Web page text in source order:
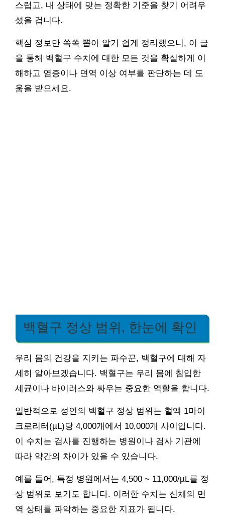
스럽고, 내 상태에 맞는 정확한 기준을 찾기 어려우
셨을 겁니다.
핵심 정보만 쏙쏙 뽑아 알기 쉽게 정리했으니, 이 글
을 통해 백혈구 수치에 대한 모든 것을 확실하게 이
해하고 염증이나 면역 이상 여부를 판단하는 데 도
움을 받으세요.
백혈구 정상 범위, 한눈에 확인
우리 몸의 건강을 지키는 파수꾼, 백혈구에 대해 자
세히 알아보겠습니다. 백혈구는 우리 몸에 침입한
세균이나 바이러스와 싸우는 중요한 역할을 합니다.
일반적으로 성인의 백혈구 정상 범위는 혈액 1마이
크로리터(µL)당 4,000개에서 10,000개 사이입니다.
이 수치는 검사를 진행하는 병원이나 검사 기관에
따라 약간의 차이가 있을 수 있습니다.
예를 들어, 특정 병원에서는 4,500 ~ 11,000/µL를 정
상 범위로 보기도 합니다. 이러한 수치는 신체의 면
역 상태를 파악하는 중요한 지표가 됩니다.